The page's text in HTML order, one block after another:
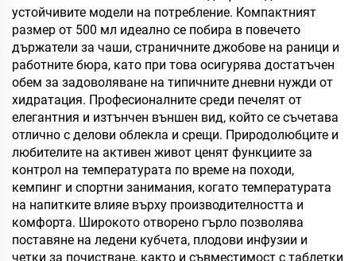
устойчивите модели на потребление. Компактният
размер от 500 мл идеално се побира в повечето
държатели за чаши, страничните джобове на раници и
работните бюра, като при това осигурява достатъчен
обем за задоволяване на типичните дневни нужди от
хидратация. Професионалните среди печелят от
елегантния и изтънчен външен вид, който се съчетава
отлично с делови облекла и срещи. Природолюбците и
любителите на активен живот ценят функциите за
контрол на температурата по време на походи,
кемпинг и спортни занимания, когато температурата
на напитките влияе върху производителността и
комфорта. Широкото отворено гърло позволява
поставяне на ледени кубчета, плодови инфузии и
четки за почистване, както и съвместимост с таблетки